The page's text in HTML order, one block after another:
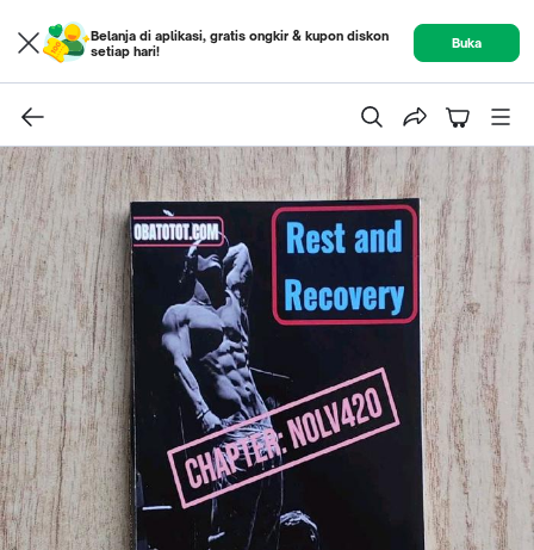
Belanja di aplikasi, gratis ongkir & kupon diskon
setiap hari!
Buka